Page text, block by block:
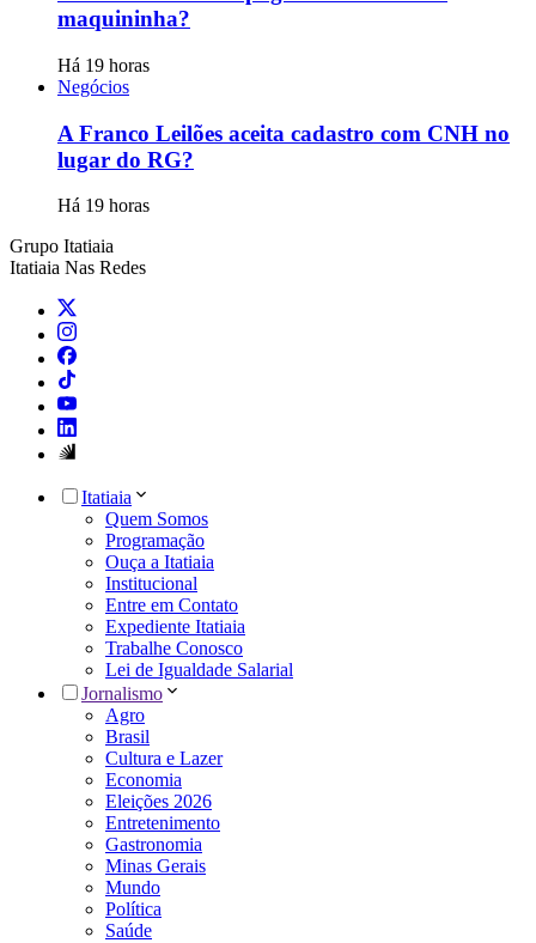
maquininha?
Há 19 horas
Negócios
A Franco Leilões aceita cadastro com CNH no
lugar do RG?
Há 19 horas
Grupo Itatiaia
Itatiaia Nas Redes
Itatiaia
Quem Somos
Programação
Ouça a Itatiaia
Institucional
Entre em Contato
Expediente Itatiaia
Trabalhe Conosco
Lei de Igualdade Salarial
Jornalismo
Agro
Brasil
Cultura e Lazer
Economia
Eleições 2026
Entretenimento
Gastronomia
Minas Gerais
Mundo
Política
Saúde